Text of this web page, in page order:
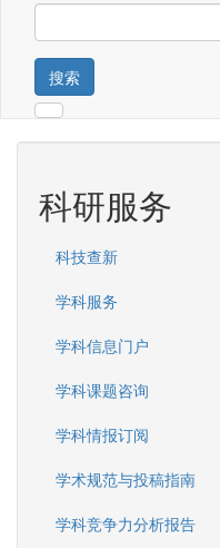
搜索
科研服务
科技查新
学科服务
学科信息门户
学科课题咨询
学科情报订阅
学术规范与投稿指南
学科竞争力分析报告